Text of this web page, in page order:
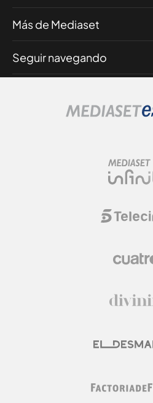
Más de Mediaset
Seguir navegando